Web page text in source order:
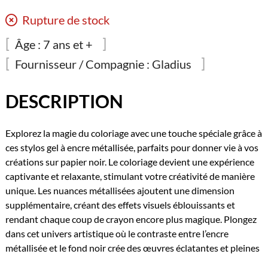
Rupture de stock
Âge : 7 ans et +
Fournisseur / Compagnie : Gladius
DESCRIPTION
Explorez la magie du coloriage avec une touche spéciale grâce à
ces stylos gel à encre métallisée, parfaits pour donner vie à vos
créations sur papier noir. Le coloriage devient une expérience
captivante et relaxante, stimulant votre créativité de manière
unique. Les nuances métallisées ajoutent une dimension
supplémentaire, créant des effets visuels éblouissants et
rendant chaque coup de crayon encore plus magique. Plongez
dans cet univers artistique où le contraste entre l’encre
métallisée et le fond noir crée des œuvres éclatantes et pleines